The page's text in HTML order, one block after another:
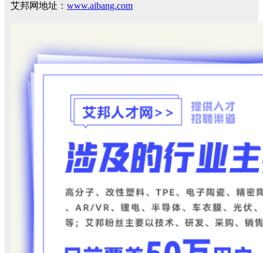
艾邦网地址： www.aibang.com